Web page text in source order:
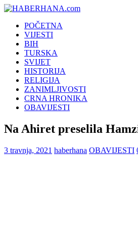
POČETNA
VIJESTI
BIH
TURSKA
SVIJET
HISTORIJA
RELIGIJA
ZANIMLJIVOSTI
CRNA HRONIKA
OBAVIJESTI
Na Ahiret preselila
3 travnja, 2021 haberhana OBAVIJESTI